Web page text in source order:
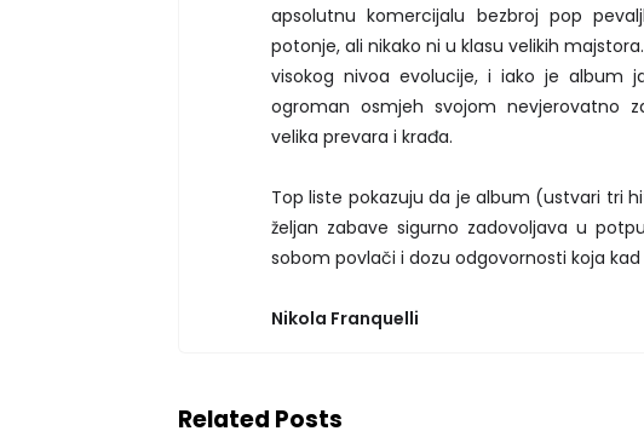
apsolutnu komercijalu bezbroj pop
potonje, ali nikako ni u klasu velikih
visokog nivoa evolucije, i iako je album
ogroman osmjeh svojom nevjerovatno
velika prevara i krađa.
Top liste pokazuju da je album (ustvari tri
željan zabave sigurno zadovoljava u
sobom povlači i dozu odgovornosti koja
Nikola Franquelli
Related Posts